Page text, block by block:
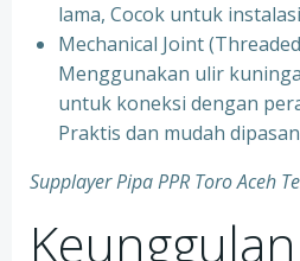
lama, Cocok untuk
⁠Mechanical Joint
Menggunakan ulir
untuk koneksi dengan
Praktis dan mudah
Supplayer Pipa PPR Toro Aceh